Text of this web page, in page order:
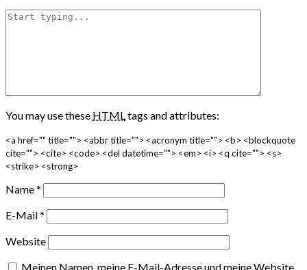
You may use these HTMLtags and attributes:
<a href="" title=""> <abbr title=""> <acronym title=""> <b> <blockquote
cite=""> <cite> <code> <del datetime=""> <em> <i> <q cite=""> <s>
<strike> <strong>
Name*
E-Mail*
Website
Meinen Namen, meine E-Mail-Adresse und meine Website